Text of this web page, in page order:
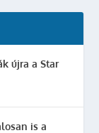
újra a Star
is a